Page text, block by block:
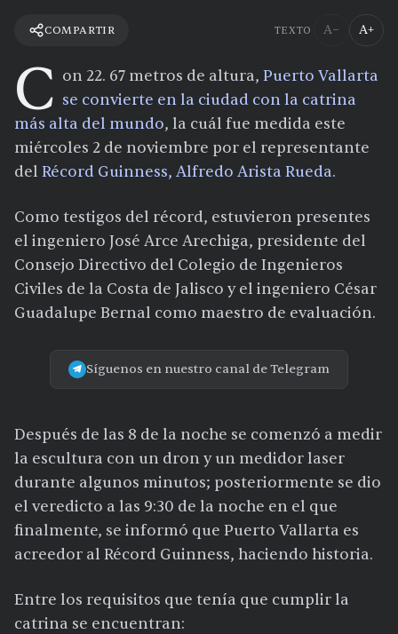
COMPARTIR TEXTO A− A+
C on 22. 67 metros de altura, Puerto Vallarta
se convierte en la ciudad con la catrina
más alta del mundo, la cuál fue medida este
miércoles 2 de noviembre por el representante
del Récord Guinness, Alfredo Arista Rueda.
Como testigos del récord, estuvieron presentes
el ingeniero José Arce Arechiga, presidente del
Consejo Directivo del Colegio de Ingenieros
Civiles de la Costa de Jalisco y el ingeniero César
Guadalupe Bernal como maestro de evaluación.
Síguenos en nuestro canal de Telegram
Después de las 8 de la noche se comenzó a medir
la escultura con un dron y un medidor laser
durante algunos minutos; posteriormente se dio
el veredicto a las 9:30 de la noche en el que
finalmente, se informó que Puerto Vallarta es
acreedor al Récord Guinness, haciendo historia.
Entre los requisitos que tenía que cumplir la
catrina se encuentran: